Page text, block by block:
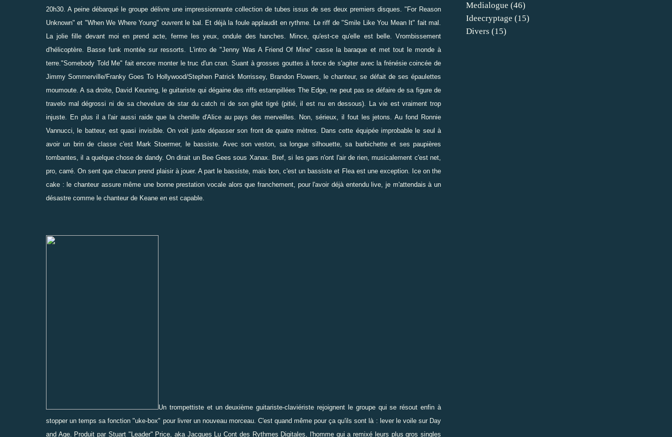
20h30. A peine débarqué le groupe délivre une impressionnante collection de tubes issus de ses deux premiers disques. "For Reason
Unknown" et "When We Where Young" ouvrent le bal. Et déjà la foule applaudit en rythme. Le riff de "Smile Like You Mean It" fait mal.
La jolie fille devant moi en prend acte, ferme les yeux, ondule des hanches. Mince, qu'est-ce qu'elle est belle. Vrombissement
d'hélicoptère. Basse funk montée sur ressorts. L'intro de "Jenny Was A Friend Of Mine" casse la baraque et met tout le monde à
terre."Somebody Told Me" fait encore monter le truc d'un cran. Suant à grosses gouttes à force de s'agiter avec la frénésie coincée de
Jimmy Sommerville/Franky Goes To Hollywood/Stephen Patrick Morrissey, Brandon Flowers, le chanteur, se défait de ses épaulettes
moumoute. A sa droite, David Keuning, le guitariste qui dégaine des riffs estampillées The Edge, ne peut pas se défaire de sa figure de
travelo mal dégrossi ni de sa chevelure de star du catch ni de son gilet tigré (pitié, il est nu en dessous). La vie est vraiment trop
injuste. En plus il a l'air aussi raide que la chenille d'Alice au pays des merveilles. Non, sérieux, il fout les jetons. Au fond Ronnie
Vannucci, le batteur, est quasi invisible. On voit juste dépasser son front de quatre mètres. Dans cette équipée improbable le seul à
avoir un brin de classe c'est Mark Stoermer, le bassiste. Avec son veston, sa longue silhouette, sa barbichette et ses paupières
tombantes, il a quelque chose de dandy. On dirait un Bee Gees sous Xanax. Bref, si les gars n'ont l'air de rien, musicalement c'est net,
pro, carré. On sent que chacun prend plaisir à jouer. A part le bassiste, mais bon, c'est un bassiste et Flea est une exception. Ice on the
cake : le chanteur assure même une bonne prestation vocale alors que franchement, pour l'avoir déjà entendu live, je m'attendais à un
désastre comme le chanteur de Keane en est capable.
Un trompettiste et un deuxième guitariste-claviériste rejoignent le groupe qui se résout enfin à
stopper un temps sa fonction "uke-box" pour livrer un nouveau morceau. C'est quand même pour ça qu'ils sont là : lever le voile sur Day
and Age. Produit par Stuart "Leader" Price, aka Jacques Lu Cont des Rythmes Digitales, l'homme qui a remixé leurs plus gros singles
Medialogue (46)
Ideecryptage (15)
Divers (15)